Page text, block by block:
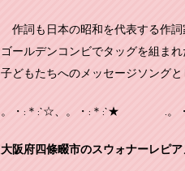
作詞も日本の昭和を代表する作詞
ゴールデンコンビでタッグを組ま
子どもたちへのメッセージソング
。・:＊:`☆、。・:＊:`★ .。・:
大阪府四條畷市のスウォナーレピア